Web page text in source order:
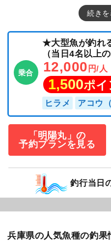
続き
乗合
★大型魚が釣れ
（当日4名以上
12,000 円/人
1,500ポイ
ヒラメ アコウ
「明陽丸」の
予約プランを見る
釣行当日
兵庫県の人気魚種の釣果